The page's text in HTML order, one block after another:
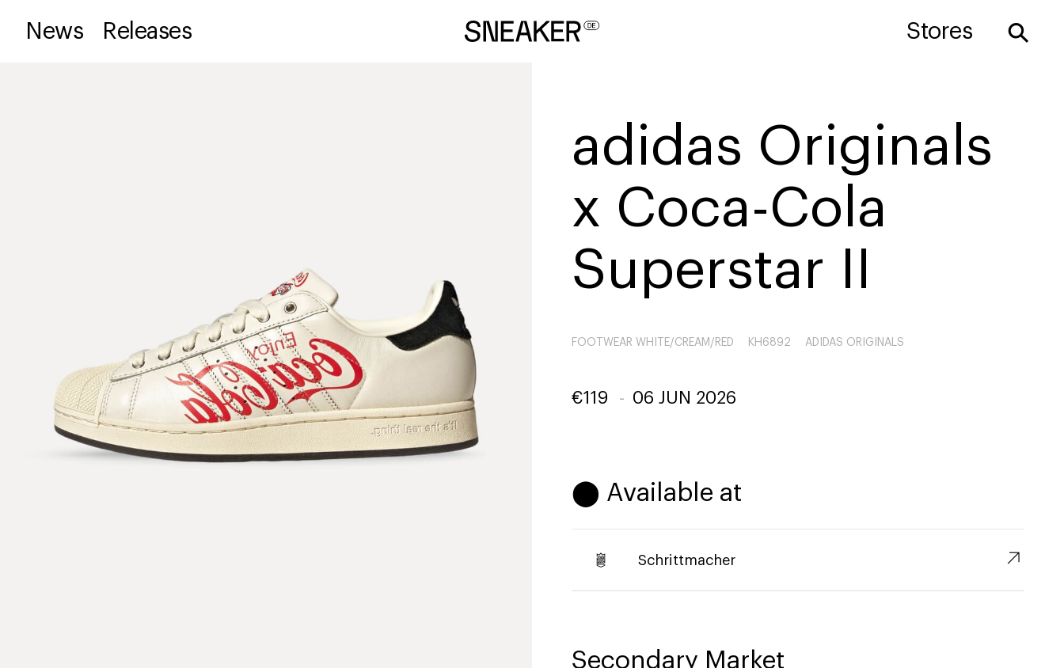
News Releases Stores ⚲
adidas Originals
x Coca-Cola
Superstar II
FOOTWEAR WHITE/CREAM/RED KH6892 ADIDAS ORIGINALS
€119 - 06 JUN 2026
⬤ Available at
Schrittmacher ↗︎
Secondary Market